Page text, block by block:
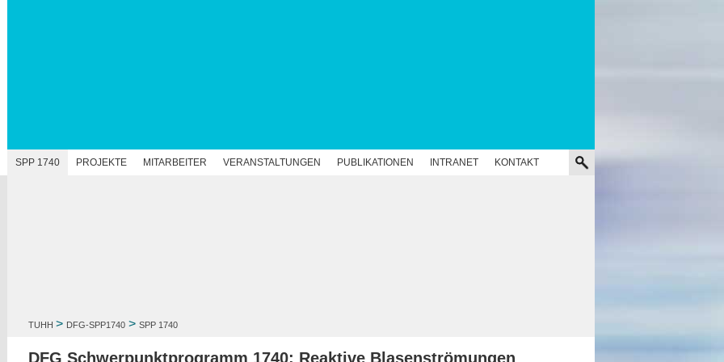
SPP 1740 PROJEKTE MITARBEITER VERANSTALTUNGEN PUBLIKATIONEN INTRANET KONTAKT
TUHH > DFG-SPP1740> SPP 1740
DFG Schwerpunktprogramm 1740: Reaktive Blasenströmungen